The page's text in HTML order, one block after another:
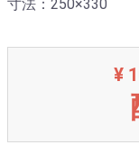
寸法：250×330
¥